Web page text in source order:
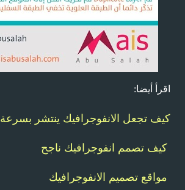
اقرأ أيضا:
كيف تجعل الانفوجرافيك ينتشر بسرعة
كيف تصمم انفوجرافيك ناجح
مواقع تصميم الانفوجرافيك